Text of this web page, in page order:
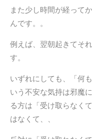
また少し時間が経って
んです。。
例えば、翌朝起きてそ
す。
いずれにしても、「何
いう不安な気持は邪魔
る方は「受け取らなく
はなくて、、